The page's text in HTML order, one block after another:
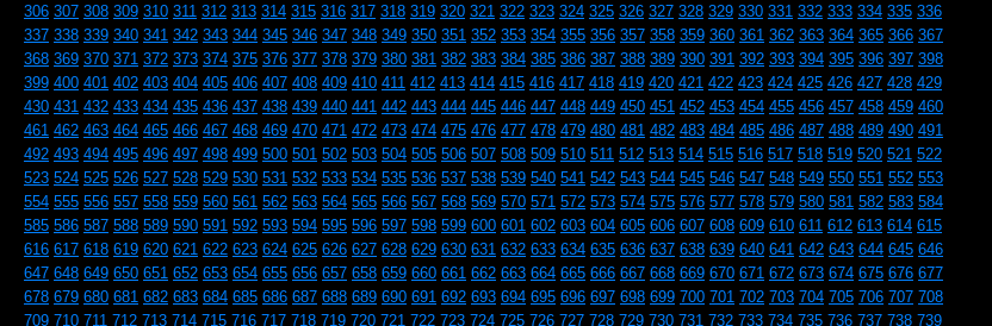
306 307 308 309 310 311 312 313 314 315 316 317 318 319 320 321 322 323 324 325 326 327 328 329 330 331 332 333 334 335 336
337 338 339 340 341 342 343 344 345 346 347 348 349 350 351 352 353 354 355 356 357 358 359 360 361 362 363 364 365 366 367
368 369 370 371 372 373 374 375 376 377 378 379 380 381 382 383 384 385 386 387 388 389 390 391 392 393 394 395 396 397 398
399 400 401 402 403 404 405 406 407 408 409 410 411 412 413 414 415 416 417 418 419 420 421 422 423 424 425 426 427 428 429
430 431 432 433 434 435 436 437 438 439 440 441 442 443 444 445 446 447 448 449 450 451 452 453 454 455 456 457 458 459 460
461 462 463 464 465 466 467 468 469 470 471 472 473 474 475 476 477 478 479 480 481 482 483 484 485 486 487 488 489 490 491
492 493 494 495 496 497 498 499 500 501 502 503 504 505 506 507 508 509 510 511 512 513 514 515 516 517 518 519 520 521 522
523 524 525 526 527 528 529 530 531 532 533 534 535 536 537 538 539 540 541 542 543 544 545 546 547 548 549 550 551 552 553
554 555 556 557 558 559 560 561 562 563 564 565 566 567 568 569 570 571 572 573 574 575 576 577 578 579 580 581 582 583 584
585 586 587 588 589 590 591 592 593 594 595 596 597 598 599 600 601 602 603 604 605 606 607 608 609 610 611 612 613 614 615
616 617 618 619 620 621 622 623 624 625 626 627 628 629 630 631 632 633 634 635 636 637 638 639 640 641 642 643 644 645 646
647 648 649 650 651 652 653 654 655 656 657 658 659 660 661 662 663 664 665 666 667 668 669 670 671 672 673 674 675 676 677
678 679 680 681 682 683 684 685 686 687 688 689 690 691 692 693 694 695 696 697 698 699 700 701 702 703 704 705 706 707 708
709 710 711 712 713 714 715 716 717 718 719 720 721 722 723 724 725 726 727 728 729 730 731 732 733 734 735 736 737 738 739